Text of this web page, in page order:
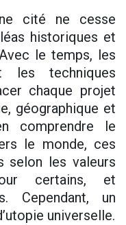
cité ne cesse
historiques et
le temps, les
les techniques
chaque projet
géographique et
comprendre le
le monde, ces
selon les valeurs
certains, et
Cependant, un
universelle.